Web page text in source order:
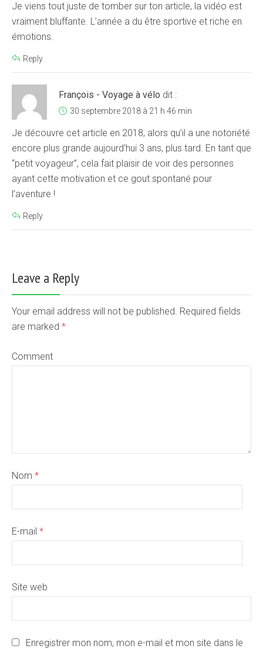
Je viens tout juste de tomber sur ton article, la vidéo est
vraiment bluffante. L’année a du être sportive et riche en
émotions.
Reply
François - Voyage à vélo dit :
30 septembre 2018 à 21 h 46 min
Je découvre cet article en 2018, alors qu’il a une notoriété
encore plus grande aujourd’hui 3 ans, plus tard. En tant que
“petit voyageur”, cela fait plaisir de voir des personnes
ayant cette motivation et ce gout spontané pour
l’aventure !
Reply
Leave a Reply
Your email address will not be published. Required fields
are marked *
Comment
Nom *
E-mail *
Site web
Enregistrer mon nom, mon e-mail et mon site dans le